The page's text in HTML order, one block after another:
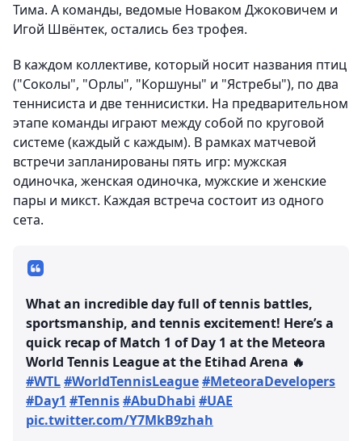
Тима. А команды, ведомые Новаком Джоковичем и
Игой Швёнтек, остались без трофея.
В каждом коллективе, который носит названия птиц
("Соколы", "Орлы", "Коршуны" и "Ястребы"), по два
теннисиста и две теннисистки. На предварительном
этапе команды играют между собой по круговой
системе (каждый с каждым). В рамках матчевой
встречи запланированы пять игр: мужская
одиночка, женская одиночка, мужские и женские
пары и микст. Каждая встреча состоит из одного
сета.
What an incredible day full of tennis battles,
sportsmanship, and tennis excitement! Here’s a
quick recap of Match 1 of Day 1 at the Meteora
World Tennis League at the Etihad Arena 🔥
#WTL#WorldTennisLeague#MeteoraDevelopers
#Day1 #Tennis#AbuDhabi #UAE
pic.twitter.com/Y7MkB9zhah